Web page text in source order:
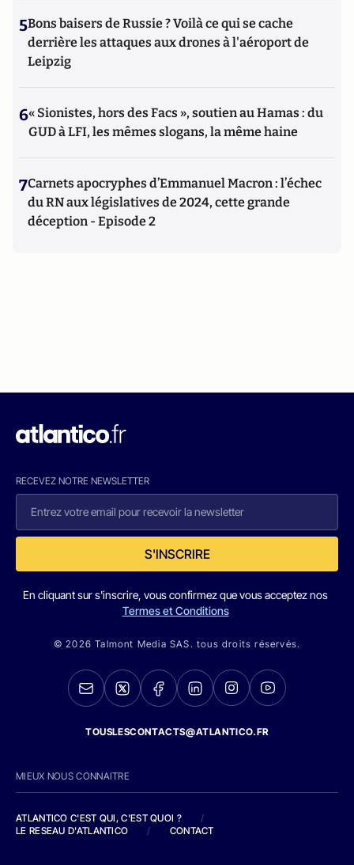
5Bons baisers de Russie ? Voilà ce qui se cache
derrière les attaques aux drones à l'aéroport de
Leipzig
6« Sionistes, hors des Facs », soutien au Hamas : du
GUD à LFI, les mêmes slogans, la même haine
7Carnets apocryphes d’Emmanuel Macron : l’échec
du RN aux législatives de 2024, cette grande
déception - Episode 2
RECEVEZ NOTRE NEWSLETTER
S'INSCRIRE
En cliquant sur s'inscrire, vous confirmez que vous acceptez nos
Termes et Conditions
© 2026 Talmont Media SAS. tous droits réservés.
TOUSLESCONTACTS@ATLANTICO.FR
MIEUX NOUS CONNAITRE
ATLANTICO C'EST QUI, C'EST QUOI ?
/
LE RESEAU D'ATLANTICO
/ CONTACT